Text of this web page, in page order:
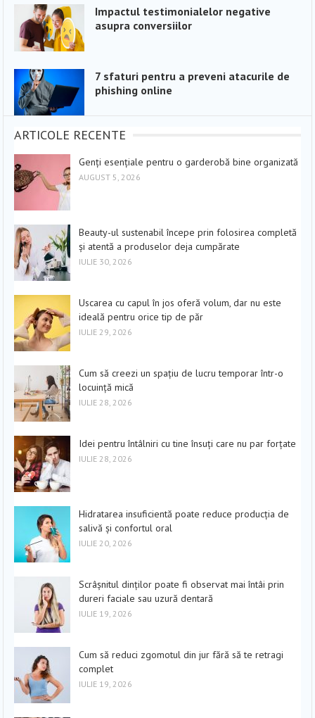
Impactul testimonialelor negative
asupra conversiilor
7 sfaturi pentru a preveni atacurile de
phishing online
ARTICOLE RECENTE
Genți esențiale pentru o garderobă bine organizată
AUGUST 5, 2026
Beauty-ul sustenabil începe prin folosirea completă
și atentă a produselor deja cumpărate
IULIE 30, 2026
Uscarea cu capul în jos oferă volum, dar nu este
ideală pentru orice tip de păr
IULIE 29, 2026
Cum să creezi un spațiu de lucru temporar într-o
locuință mică
IULIE 28, 2026
Idei pentru întâlniri cu tine însuți care nu par forțate
IULIE 28, 2026
Hidratarea insuficientă poate reduce producția de
salivă și confortul oral
IULIE 20, 2026
Scrâșnitul dinților poate fi observat mai întâi prin
dureri faciale sau uzură dentară
IULIE 19, 2026
Cum să reduci zgomotul din jur fără să te retragi
complet
IULIE 19, 2026